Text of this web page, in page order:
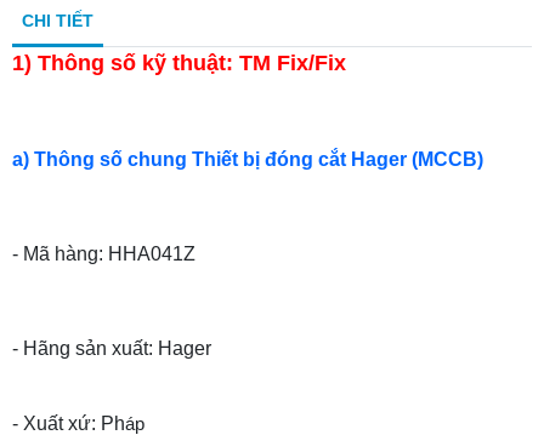
CHI TIẾT
1) Thông số kỹ thuật: TM Fix/Fix
a) Thông số chung Thiết bị đóng cắt Hager (MCCB)
- Mã hàng: HHA041Z
- Hãng sản xuất: Hager
- Xuất xứ: Pháp